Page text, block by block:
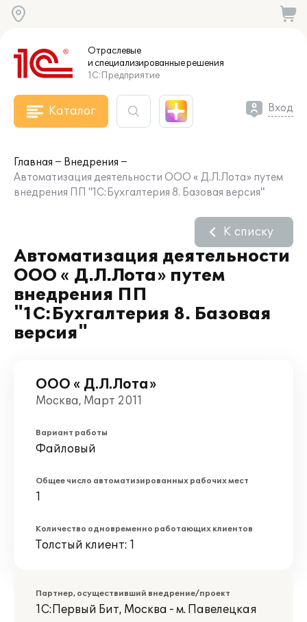
Отраслевые
и специализированныерешения
1С:Предприятие
Каталог Вход
Главная
Внедрения
Автоматизация деятельности ООО « Д.Л.Лота» путем
внедрения ПП "1С:Бухгалтерия 8. Базовая версия"
Автоматизация деятельности
ООО « Д.Л.Лота» путем
внедрения ПП
"1С:Бухгалтерия 8. Базовая
версия"
К списку
ООО « Д.Л.Лота»
Москва, Март 2011
Вариант работы
Файловый
Общее число автоматизированных рабочих мест
1
Количество одновременно работающих клиентов
Толстый клиент: 1
Партнер, осуществивший внедрение/проект
1С:Первый Бит, Москва - м. Павелецкая